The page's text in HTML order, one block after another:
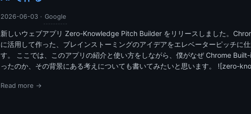
2026-06-03 · Google
新しいウェブアプリ Zero-Knowledge Pitch Builder をリリースしました。
に活用して作った、ブレインストーミングのアイデアをエレベーターピッチに
す。 ここでは、このアプリの紹介と使い方をしながら、僕がなぜ Chrome
ったのか、その背景にある考えについても書いてみたいと思います。 ![zero-
Read more →